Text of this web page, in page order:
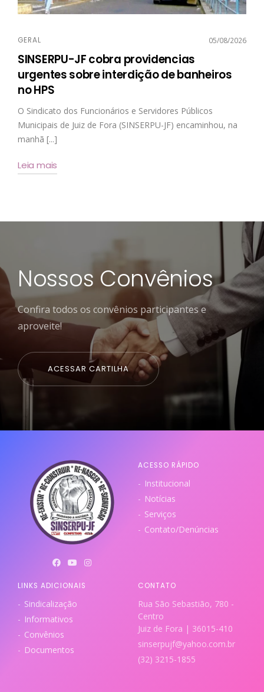
GERAL 05/08/2026
SINSERPU-JF cobra providencias
urgentes sobre interdição de banheiros
no HPS
O Sindicato dos Funcionários e Servidores Públicos
Municipais de Juiz de Fora (SINSERPU-JF) encaminhou, na
manhã [...]
Leia mais
Nossos Convênios
Confira todos os convênios participantes e
aproveite!
ACESSAR CARTILHA
ACESSO RÁPIDO
Institucional
Notícias
Serviços
Contato/Denúncias
LINKS ADICIONAIS
Sindicalização
Informativos
Convênios
Documentos
CONTATO
Rua São Sebastião, 780 -
Centro
Juiz de Fora | 36015-410
sinserpujf@yahoo.com.br
(32) 3215-1855